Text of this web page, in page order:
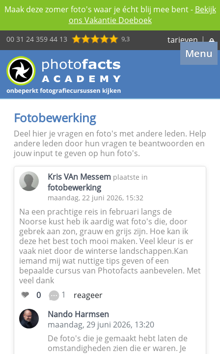
Maak deze zomer foto's waar je écht blij mee bent - Bekijk
ons Vakantie Doeboek
00 31 24 359 44 13 9,3 tarieven |
Menu
Fotobewerking
Deel hier je vragen en foto's met andere leden. Help
andere leden door hun vragen te beantwoorden en
jouw input te geven op hun foto's.
Kris VAn Messem plaatste in
fotobewerking
maandag, 22 juni 2026, 15:32
Na een prachtige reis in februari langs de
Noorse kust heb ik aardig wat foto's die, door
gebrek aan zon, grauw en grijs zijn. Hoe kan ik
deze het best toch mooi maken. Veel kleur is er
vaak niet door de winterse landschappen.Kan
iemand mij wat nuttige tips geven of een
bepaalde cursus van Photofacts aanbevelen. Met
veel dank
0
1
reageer
Nando Harmsen
maandag, 29 juni 2026, 13:20
De foto's die je gemaakt hebt laten de
omstandigheden zien die er waren. Je